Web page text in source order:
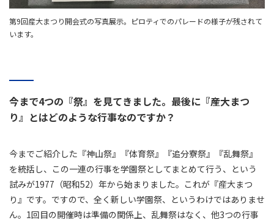
第9回産大まつり開会式の写真展示。ピロティでのパレードの様子が残されて
います。
今まで4つの『祭』を見てきました。最後に『産大まつ
り』とはどのような行事なのですか？
今までご紹介した『神山祭』『体育祭』『追分寮祭』『乱舞祭』
を統括し、この一連の行事を学園祭としてまとめて行う、という
試みが1977（昭和52）年から始まりました。これが『産大まつ
り』です。ですので、全く新しい学園祭、というわけではありませ
ん。1回目の開催時は準備の関係上、乱舞祭はなく、他3つの行事